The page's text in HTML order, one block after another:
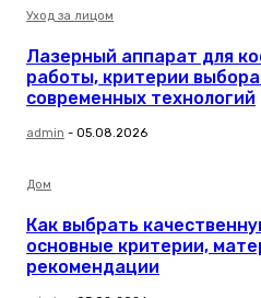
Уход за лицом
Лазерный аппарат для
работы, критерии
современных технологий
admin - 05.08.2026
Дом
Как выбрать
основные критерии,
рекомендации